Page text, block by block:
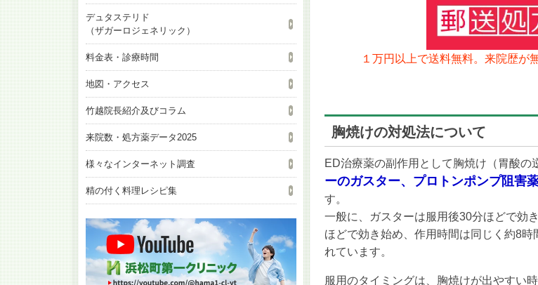
デュタステリド
（ザガーロジェネリック）
料金表・診療時間
地図・アクセス
竹越院長紹介及びコラム
来院数・処方薬データ2025
様々なインターネット調査
精の付く料理レシピ集
１万円以上で送料無料。来院歴が
胸焼けの対処法について
ED治療薬の副作用として胸焼け（胃酸の
ーのガスター、プロトンポンプ阻害
す。
一般に、ガスターは服用後30分ほどで効
ほどで効き始め、作用時間は同じく約8
れています。
服用のタイミングは、胸焼けが出やすい